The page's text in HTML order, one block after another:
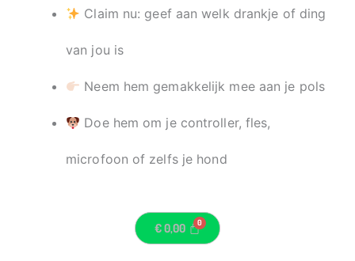
Claim nu: geef aan welk drankje of ding
van jou is
Neem hem gemakkelijk mee aan je pols
Doe hem om je controller, fles,
microfoon of zelfs je hond
€0,00